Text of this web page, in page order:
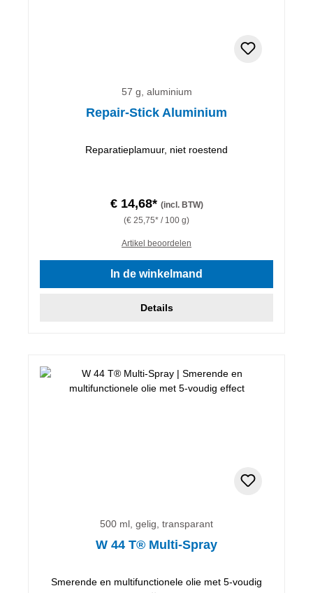
57 g, aluminium
Repair-Stick Aluminium
Reparatieplamuur, niet roestend
€ 14,68* (incl. BTW)
(€ 25,75* / 100 g)
Artikel beoordelen
In de winkelmand
Details
500 ml, gelig, transparant
W 44 T® Multi-Spray
Smerende en multifunctionele olie met 5-voudig